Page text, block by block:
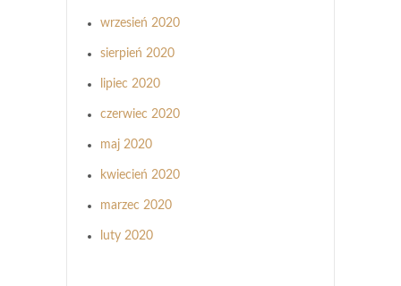
wrzesień 2020
sierpień 2020
lipiec 2020
czerwiec 2020
maj 2020
kwiecień 2020
marzec 2020
luty 2020